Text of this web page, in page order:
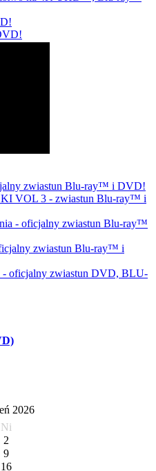
zwiastun Blu-ray™ i DVD!
VOL 3 - zwiastun Blu-ray™ i
- oficjalny zwiastun Blu-ray™
zwiastun Blu-ray™ i
oficjalny zwiastun DVD, BLU-
2026
Ni
2
9
16